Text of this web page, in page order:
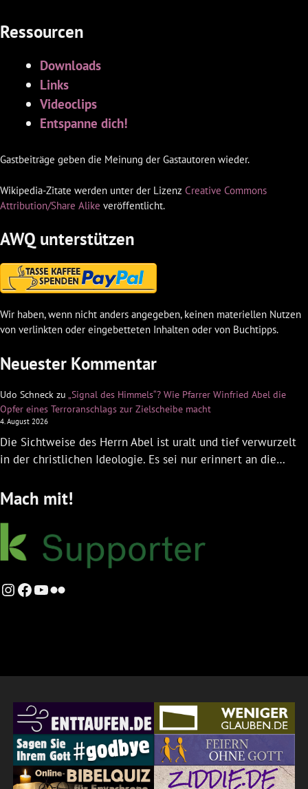
Ressourcen
Downloads
Links
Videoclips
Entspanne dich!
Gastbeiträge geben die Meinung der Gastautoren wieder.
Wikipedia-Zitate werden unter der Lizenz Creative Commons
Attribution/Share Alike veröffentlicht.
AWQ unterstützen
Wir haben, wenn nicht anders angegeben, keinen materiellen Nutzen
von verlinkten oder eingebetteten Inhalten oder von Buchtipps.
Neuester Kommentar
Udo Schneck zu „Signal des Himmels“? Wie Pfarrer Winfried Abel die
Opfer eines Terroranschlags zur Zielscheibe macht
4. August 2026
Die Sichtweise des Herrn Abel ist uralt und tief verwurzelt
in der christlichen Ideologie. Es sei nur erinnert an die…
Mach mit!
Instagram
Facebook
YouTube
Flickr